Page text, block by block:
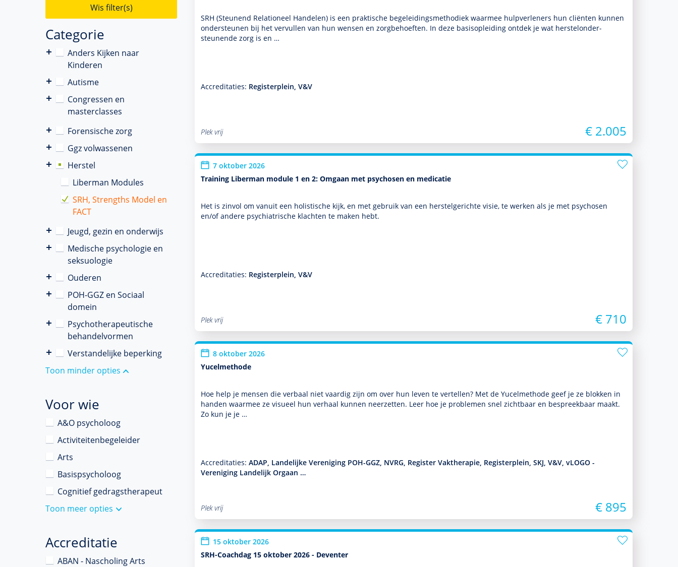
Wis filter(s)
Categorie
Anders Kijken naar
Kinderen
Autisme
Congressen en
masterclasses
Forensische zorg
Ggz volwassenen
Herstel
Liberman Modules
SRH, Strengths Model en
FACT
Jeugd, gezin en onderwijs
Medische psychologie en
seksuologie
Ouderen
POH-GGZ en Sociaal
domein
Psychotherapeutische
behandelvormen
Verstandelijke beperking
Toon minder opties
Voor wie
A&O psycholoog
Activiteitenbegeleider
Arts
Basispsycholoog
Cognitief gedragstherapeut
Toon meer opties
Accreditatie
ABAN - Nascholing Arts
SRH (Steunend Relationeel Han­delen) is een prak­tische bege­lei­dingsmetho­diek waarmee hulp­ver­le­ners hun cliënten kunnen
onder­steunen bij het vervullen van hun wensen en zorg­behoef­ten. In deze basis­opleiding ontdek je wat herstelonder­
steunende zorg is en …
Accreditaties: Registerplein, V&V
Plek vrij € 2.005
7 oktober 2026
Training Liberman module 1 en 2: Omgaan met psychosen en medicatie
Het is zinvol om vanuit een holistische kijk, en met gebruik van een herstelgerichte visie, te werken als je met psychosen
en/of andere psychia­trische klachten te maken hebt.
Accreditaties: Registerplein, V&V
Plek vrij € 710
8 oktober 2026
Yucelmethode
Hoe help je mensen die verbaal niet vaardig zijn om over hun leven te vertellen? Met de Yucelmethode geef je ze blokken in
handen waarmee ze visueel hun verhaal kunnen neerzetten. Leer hoe je pro­ble­men snel zichtbaar en bespreekbaar maakt.
Zo kun je je …
Accreditaties: ADAP, Landelijke Vereniging POH-GGZ, NVRG, Register Vaktherapie, Registerplein, SKJ, V&V, vLOGO -
Vereniging Landelijk Orgaan …
Plek vrij € 895
15 oktober 2026
SRH-Coachdag 15 oktober 2026 - Deventer